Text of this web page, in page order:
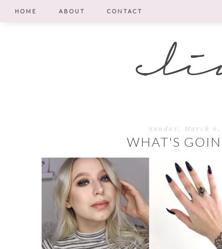
HOME ABOUT CONTACT
Sunday, March 6,
WHAT'S